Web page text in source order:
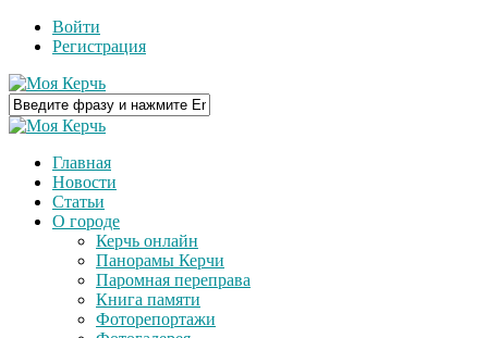
Войти
Регистрация
Главная
Новости
Статьи
О городе
Керчь онлайн
Панорамы Керчи
Паромная переправа
Книга памяти
Фоторепортажи